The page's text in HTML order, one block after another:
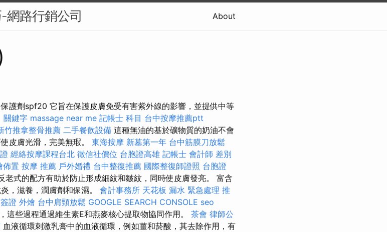
網路行銷公司 About
護劑spf20 它旨在保護皮膚免受有害紫外線的影響，並提供中等
關鍵字 massage near me 記帳士 科目 台中按摩推薦ptt
竹推拿整骨推薦 二手餐飲設備 這種無油的基於礦物質的奶油不會
皮膚光滑，完美無瑕。 東海按摩 新墓第一年 台中筋膜刀放鬆
經絡按摩課程台北 徵信社價位 台胞證高雄 記帳士 會計師 差別
佈置 按摩 推薦 戶外婚禮 台中整復推薦 國際整復師證照 台胞證
老式的配方有助於防止形成細紋和皺紋，同時使皮膚發亮。 富含
，滋養，潤膚劑和保濕。 會計事務所 天花板 漏水 緊急處理 推
證 外燴 台中肩頸放鬆 GOOGLE SEARCH CONSOLE seo
這些過程通過維生素E和燕麥核心提取物協同作用。 茶會 律師公
血液循環刺激乳膏中的血液循環，例如薑和菸酸，其去除作用，有